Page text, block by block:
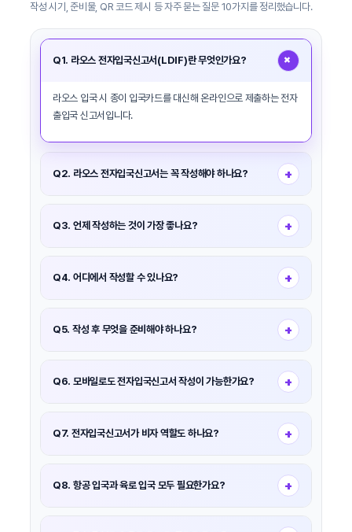
작성 시기, 준비물, QR 코드 제시 등 자주 묻는 질문 10가지를 정리했습니다.
Q1. 라오스 전자입국신고서(LDIF)란 무엇인가요? +
라오스 입국 시 종이 입국카드를 대신해 온라인으로 제출하는 전자
출입국 신고서입니다.
Q2. 라오스 전자입국신고서는 꼭 작성해야 하나요? +
작성이 필요합니다.
Q3. 언제 작성하는 것이 가장 좋나요? +
권장됩니다.
Q4. 어디에서 작성할 수 있나요? +
온라인으로 작성할 수 있습니다.
Q5. 작성 후 무엇을 준비해야 하나요? +
입국 심사 시 제시해야 합니다.
Q6. 모바일로도 전자입국신고서 작성이 가능한가요? +
Q7. 전자입국신고서가 비자 역할도 하나요?
+
별도로 제출해야 합니다.
Q8. 항공 입국과 육로 입국 모두 필요한가요? +